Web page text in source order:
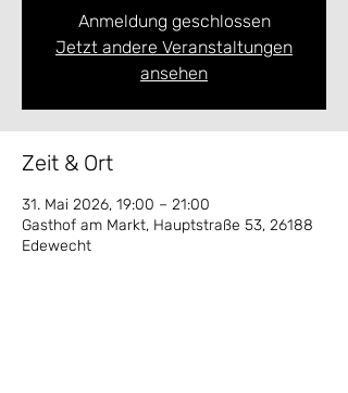
Anmeldung geschlossen
Jetzt andere Veranstaltungen
ansehen
Zeit & Ort
31. Mai 2026, 19:00 – 21:00
Gasthof am Markt, Hauptstraße 53, 26188
Edewecht